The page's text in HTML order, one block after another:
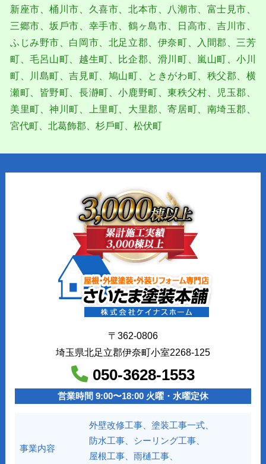
新座市、桶川市、久喜市、北本市、⼋潮市、富士⾒市、
三郷市、坂⼾市、幸手市、鶴ヶ島市、⽇⾼市、吉川市、
ふじみ野市、⽩岡市、北足⽴郡、伊奈町、⼊間郡、三芳
町、⽑呂⼭町、越⽣町、⽐企郡、滑川町、嵐⼭町、⼩川
町、川島町、吉⾒町、鳩⼭町、ときがわ町、秩⽗郡、横
瀬町、皆野町、⻑瀞町、⼩⿅野町、東秩⽗村、児⽟郡、
美⾥町、神川町、上⾥町、⼤⾥郡、寄居町、南埼⽟郡、
宮代町、北葛飾郡、杉⼾町、松伏町
〒362-0806
埼玉県北足立郡伊奈町小室2268-125
050-3628-1553
営業時間 9:00〜18:00 火曜・水曜定休
事業内容
外壁改修工事、塗装工事⼀式、
防水工事、シーリング工事、
屋根工事、雨樋工事、